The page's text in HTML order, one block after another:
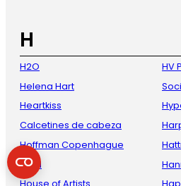
H
H2O
Helena Hart
Heartkiss
Calcetines de cabeza
Hoffman Copenhague
HOM
HV